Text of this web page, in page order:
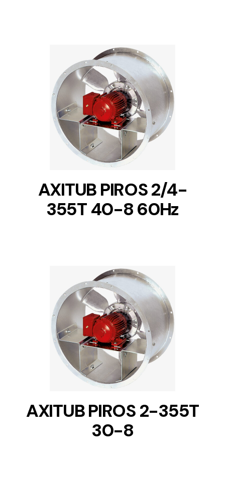
DETAILS
AXITUB PIROS 2/4-
355T 40-8 60Hz
DETAILS
AXITUB PIROS 2-355T
30-8